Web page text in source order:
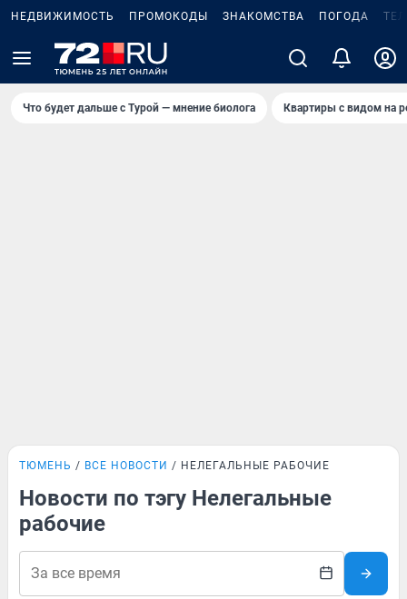
НЕДВИЖИМОСТЬ ПРОМОКОДЫ ЗНАКОМСТВА ПОГОДА
Что будет дальше с Турой — мнение биолога Квартиры с видом на
ТЮМЕНЬ ВСЕ НОВОСТИ НЕЛЕГАЛЬНЫЕ РАБОЧИЕ
Новости по тэгу Нелегальные
рабочие